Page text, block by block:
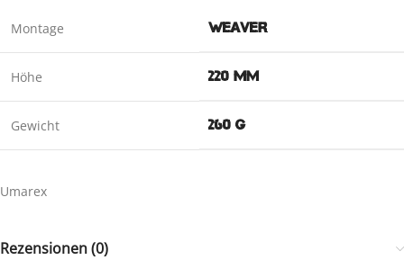
Montage WEAVER
Höhe 220 MM
Gewicht 260 G
Umarex
Rezensionen (0)